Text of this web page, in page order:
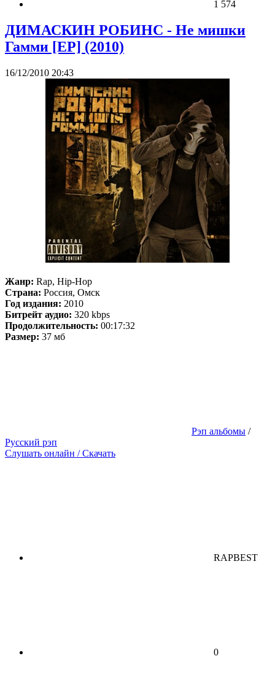
1 574
ДИМАСКИН РОБИНС - Не мишки
Гамми [EP] (2010)
16/12/2010 20:43
Жанр: Rap, Hip-Hop
Страна: Россия, Омск
Год издания: 2010
Битрейт аудио: 320 kbps
Продолжительность: 00:17:32
Размер: 37 мб
Рэп альбомы /
Русский рэп
Слушать онлайн / Скачать
RAPBEST
0